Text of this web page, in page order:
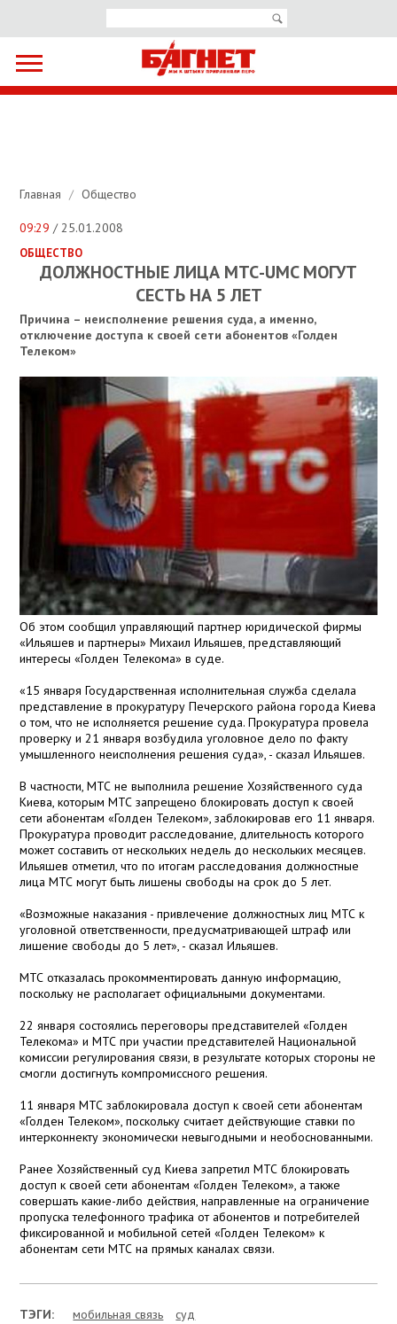
Главная / Общество
09:29 / 25.01.2008
ОБЩЕСТВО
ДОЛЖНОСТНЫЕ ЛИЦА МТС-UMC МОГУТ
СЕСТЬ НА 5 ЛЕТ
Причина – неисполнение решения суда, а именно,
отключение доступа к своей сети абонентов «Голден
Телеком»
Об этом сообщил управляющий партнер юридической фирмы
«Ильяшев и партнеры» Михаил Ильяшев, представляющий
интересы «Голден Телекома» в суде.
«15 января Государственная исполнительная служба сделала
представление в прокуратуру Печерского района города Киева
о том, что не исполняется решение суда. Прокуратура провела
проверку и 21 января возбудила уголовное дело по факту
умышленного неисполнения решения суда», - сказал Ильяшев.
В частности, МТС не выполнила решение Хозяйственного суда
Киева, которым МТС запрещено блокировать доступ к своей
сети абонентам «Голден Телеком», заблокировав его 11 января.
Прокуратура проводит расследование, длительность которого
может составить от нескольких недель до нескольких месяцев.
Ильяшев отметил, что по итогам расследования должностные
лица МТС могут быть лишены свободы на срок до 5 лет.
«Возможные наказания - привлечение должностных лиц МТС к
уголовной ответственности, предусматривающей штраф или
лишение свободы до 5 лет», - сказал Ильяшев.
МТС отказалась прокомментировать данную информацию,
поскольку не располагает официальными документами.
22 января состоялись переговоры представителей «Голден
Телекома» и МТС при участии представителей Национальной
комиссии регулирования связи, в результате которых стороны не
смогли достигнуть компромиссного решения.
11 января МТС заблокировала доступ к своей сети абонентам
«Голден Телеком», поскольку считает действующие ставки по
интерконнекту экономически невыгодными и необоснованными.
Ранее Хозяйственный суд Киева запретил МТС блокировать
доступ к своей сети абонентам «Голден Телеком», а также
совершать какие-либо действия, направленные на ограничение
пропуска телефонного трафика от абонентов и потребителей
фиксированной и мобильной сетей «Голден Телеком» к
абонентам сети МТС на прямых каналах связи.
ТЭГИ: мобильная связь суд